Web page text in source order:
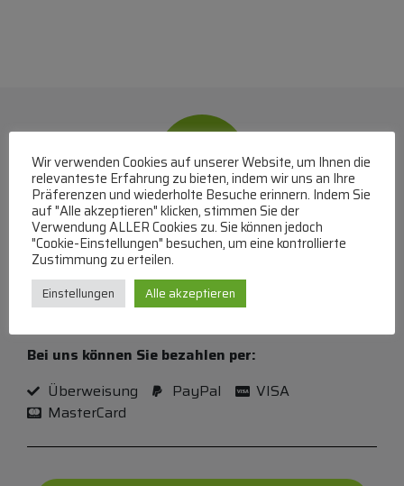
WhatsApp
Mit WhatsApp Kontakt mit dem Service Team
aufnehmen
(MO-DO 8-17, FR 8-15 Uhr,+43 1 267 67 60
Bei uns können Sie bezahlen per:
Überweisung
PayPal
VISA
MasterCard
Wir verwenden Cookies auf unserer Website, um Ihnen die
relevanteste Erfahrung zu bieten, indem wir uns an Ihre
Präferenzen und wiederholte Besuche erinnern. Indem Sie
auf "Alle akzeptieren" klicken, stimmen Sie der
Verwendung ALLER Cookies zu. Sie können jedoch
"Cookie-Einstellungen" besuchen, um eine kontrollierte
Zustimmung zu erteilen.
Einstellungen Alle akzeptieren